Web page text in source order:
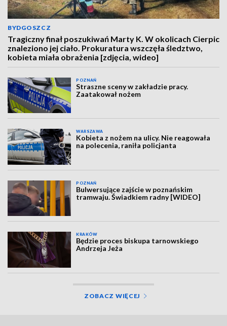
BYDGOSZCZ
Tragiczny finał poszukiwań Marty K. W okolicach Cierpic
znaleziono jej ciało. Prokuratura wszczęła śledztwo,
kobieta miała obrażenia [zdjęcia, wideo]
POZNAŃ
Straszne sceny w zakładzie pracy.
Zaatakował nożem
WARSZAWA
Kobieta z nożem na ulicy. Nie reagowała
na polecenia, raniła policjanta
POZNAŃ
Bulwersujące zajście w poznańskim
tramwaju. Świadkiem radny [WIDEO]
KRAKÓW
Będzie proces biskupa tarnowskiego
Andrzeja Jeża
ZOBACZ WIĘCEJ